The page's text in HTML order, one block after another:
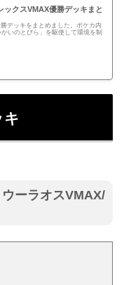
ックスVMAX優勝デッキまと
デッキをまとめました。ポケカ内
いのとびら」を駆使して環境を制
ーラオスVMAX/